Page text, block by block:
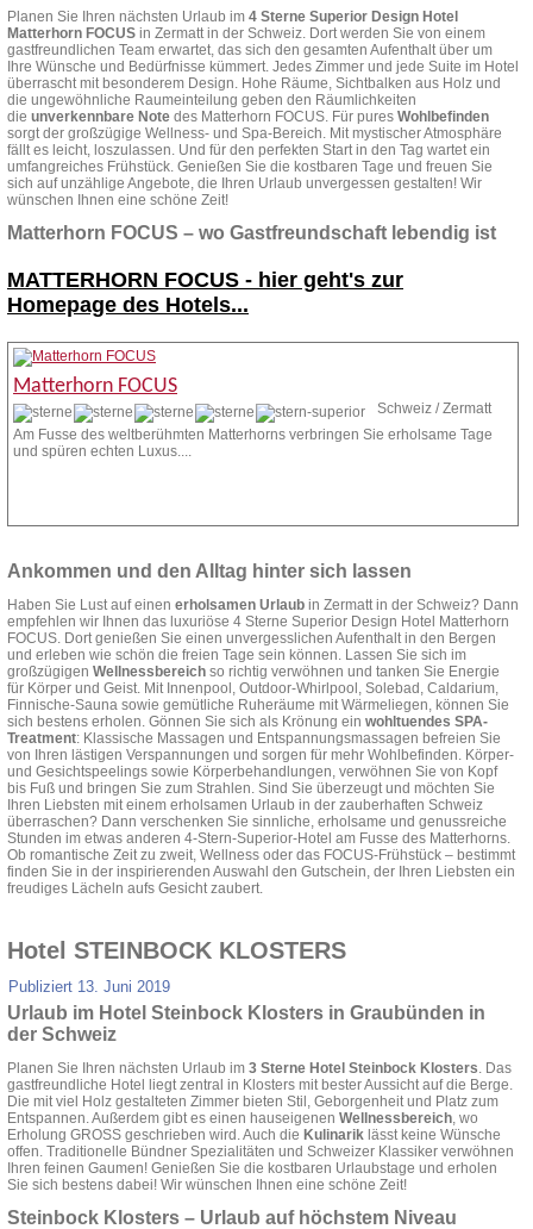
Planen Sie Ihren nächsten Urlaub im 4 Sterne Superior Design Hotel
Matterhorn FOCUS in Zermatt in der Schweiz. Dort werden Sie von einem
gastfreundlichen Team erwartet, das sich den gesamten Aufenthalt über um
Ihre Wünsche und Bedürfnisse kümmert. Jedes Zimmer und jede Suite im Hotel
überrascht mit besonderem Design. Hohe Räume, Sichtbalken aus Holz und
die ungewöhnliche Raumeinteilung geben den Räumlichkeiten
die unverkennbare Note des Matterhorn FOCUS. Für pures Wohlbefinden
sorgt der großzügige Wellness- und Spa-Bereich. Mit mystischer Atmosphäre
fällt es leicht, loszulassen. Und für den perfekten Start in den Tag wartet ein
umfangreiches Frühstück. Genießen Sie die kostbaren Tage und freuen Sie
sich auf unzählige Angebote, die Ihren Urlaub unvergessen gestalten! Wir
wünschen Ihnen eine schöne Zeit!
Matterhorn FOCUS – wo Gastfreundschaft lebendig ist
MATTERHORN FOCUS - hier geht's zur
Homepage des Hotels...
Matterhorn FOCUS
Schweiz / Zermatt
Am Fusse des weltberühmten Matterhorns verbringen Sie erholsame Tage
und spüren echten Luxus....
Ankommen und den Alltag hinter sich lassen
Haben Sie Lust auf einen erholsamen Urlaub in Zermatt in der Schweiz? Dann
empfehlen wir Ihnen das luxuriöse 4 Sterne Superior Design Hotel Matterhorn
FOCUS. Dort genießen Sie einen unvergesslichen Aufenthalt in den Bergen
und erleben wie schön die freien Tage sein können. Lassen Sie sich im
großzügigen Wellnessbereich so richtig verwöhnen und tanken Sie Energie
für Körper und Geist. Mit Innenpool, Outdoor-Whirlpool, Solebad, Caldarium,
Finnische-Sauna sowie gemütliche Ruheräume mit Wärmeliegen, können Sie
sich bestens erholen. Gönnen Sie sich als Krönung ein wohltuendes SPA-
Treatment: Klassische Massagen und Entspannungsmassagen befreien Sie
von Ihren lästigen Verspannungen und sorgen für mehr Wohlbefinden. Körper-
und Gesichtspeelings sowie Körperbehandlungen, verwöhnen Sie von Kopf
bis Fuß und bringen Sie zum Strahlen. Sind Sie überzeugt und möchten Sie
Ihren Liebsten mit einem erholsamen Urlaub in der zauberhaften Schweiz
überraschen? Dann verschenken Sie sinnliche, erholsame und genussreiche
Stunden im etwas anderen 4-Stern-Superior-Hotel am Fusse des Matterhorns.
Ob romantische Zeit zu zweit, Wellness oder das FOCUS-Frühstück – bestimmt
finden Sie in der inspirierenden Auswahl den Gutschein, der Ihren Liebsten ein
freudiges Lächeln aufs Gesicht zaubert.
Hotel STEINBOCK KLOSTERS
Publiziert 13. Juni 2019
Urlaub im Hotel Steinbock Klosters in Graubünden in
der Schweiz
Planen Sie Ihren nächsten Urlaub im 3 Sterne Hotel Steinbock Klosters. Das
gastfreundliche Hotel liegt zentral in Klosters mit bester Aussicht auf die Berge.
Die mit viel Holz gestalteten Zimmer bieten Stil, Gebor­genheit und Platz zum
Entspannen. Außerdem gibt es einen hauseigenen Wellnessbereich, wo
Erholung GROSS geschrieben wird. Auch die Kulinarik lässt keine Wünsche
offen. Traditionelle Bündner Spezialitäten und Schweizer Klassiker verwöhnen
Ihren feinen Gaumen! Genießen Sie die kostbaren Urlaubstage und erholen
Sie sich bestens dabei! Wir wünschen Ihnen eine schöne Zeit!
Steinbock Klosters – Urlaub auf höchstem Niveau